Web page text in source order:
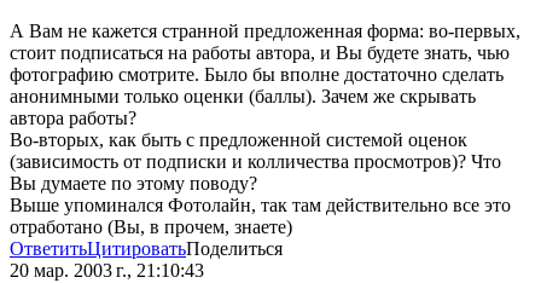
А Вам не кажется странной предложенная форма: во-первых,
стоит подписаться на работы автора, и Вы будете знать, чью
фотографию смотрите. Было бы вполне достаточно сделать
анонимными только оценки (баллы). Зачем же скрывать
автора работы?
Во-вторых, как быть с предложенной системой оценок
(зависимость от подписки и колличества просмотров)? Что
Вы думаете по этому поводу?
Выше упоминался Фотолайн, так там действительно все это
отработано (Вы, в прочем, знаете)
ОтветитьЦитироватьПоделиться
20 мар. 2003 г., 21:10:43